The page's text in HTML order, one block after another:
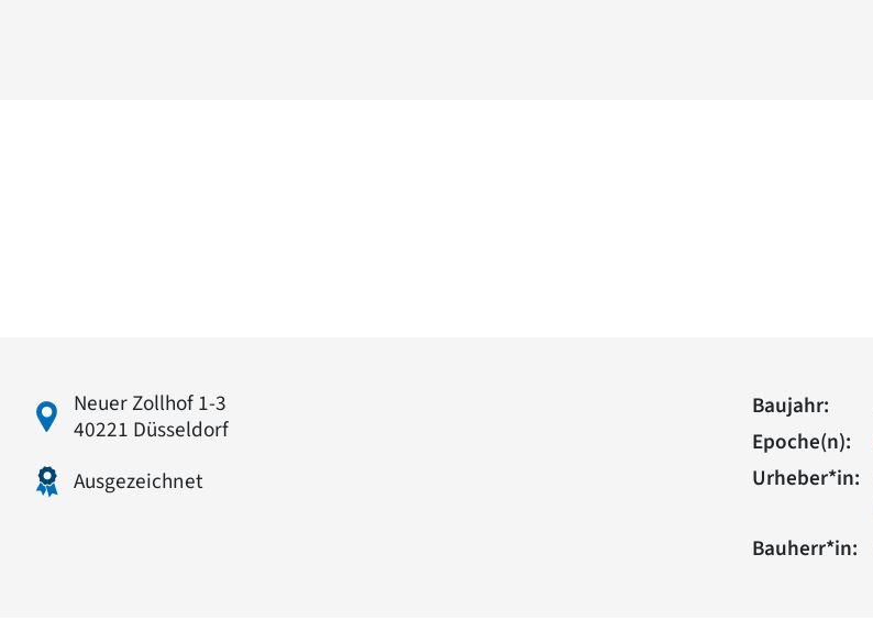
Neuer Zollhof 1-3
40221 Düsseldorf
Ausgezeichnet
Baujahr:
Epoche(n):
Urheber*in:
Bauherr*in: